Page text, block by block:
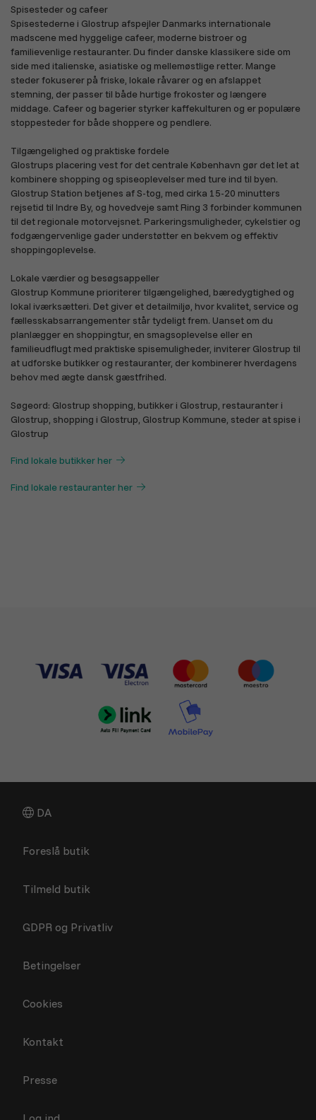
Smykker, guld og ure Gaming, spil og kort
Gaver og specielle
lejligheder
Hobby og håndværk
Merchandise Alle afdelinger
Spisesteder og cafeer
Spisestederne i Glostrup afspejler Danmarks internationale
madscene med hyggelige cafeer, moderne bistroer og
familievenlige restauranter. Du finder danske klassikere side om
side med italienske, asiatiske og mellemøstlige retter. Mange
steder fokuserer på friske, lokale råvarer og en afslappet
stemning, der passer til både hurtige frokoster og længere
middage. Cafeer og bagerier styrker kaffekulturen og er populære
stoppesteder for både shoppere og pendlere.
Tilgængelighed og praktiske fordele
Glostrups placering vest for det centrale København gør det let at
kombinere shopping og spiseoplevelser med ture ind til byen.
Glostrup Station betjenes af S-tog, med cirka 15-20 minutters
rejsetid til Indre By, og hovedveje samt Ring 3 forbinder kommunen
til det regionale motorvejsnet. Parkeringsmuligheder, cykelstier og
fodgængervenlige gader understøtter en bekvem og effektiv
shoppingoplevelse.
Lokale værdier og besøgsappeller
Glostrup Kommune prioriterer tilgængelighed, bæredygtighed og
lokal iværksætteri. Det giver et detailmiljø, hvor kvalitet, service og
fællesskabsarrangementer står tydeligt frem. Uanset om du
planlægger en shoppingtur, en smagsoplevelse eller en
familieudflugt med praktiske spisemuligheder, inviterer Glostrup til
at udforske butikker og restauranter, der kombinerer hverdagens
behov med ægte dansk gæstfrihed.
Søgeord: Glostrup shopping, butikker i Glostrup, restauranter i
Glostrup, shopping i Glostrup, Glostrup Kommune, steder at spise i
Find lokale butikker her
Find lokale restauranter her
DA
Foreslå butik
Tilmeld butik
GDPR og Privatliv
Betingelser
Cookies
Kontakt
Presse